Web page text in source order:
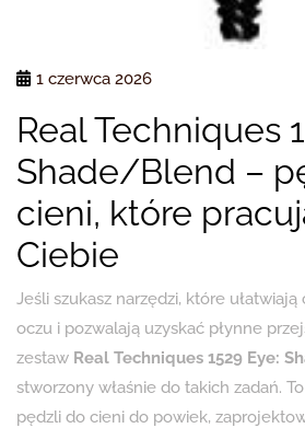
1 czerwca 2026
Real Techniques
Shade/Blend –
cieni, które
Ciebie
Jeśli szukasz narzędzi, które
oczu i pozwalają uzyskać płynne
zestaw Real Techniques 1529 Eye:
stworzony właśnie do takich zadań.
pędzli do cieni do powiek,